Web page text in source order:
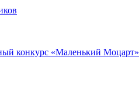
конкурс «Маленький Моцарт»